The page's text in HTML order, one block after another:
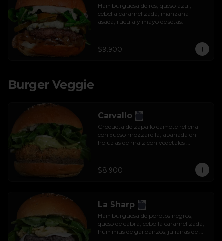
Hamburguesa de res, queso azul,
cebolla caramelizada, manzana
asada, rúcula y mayo de setas.
$9.900
Burger Veggie
Carvallo
Croqueta de zapallo camote rellena
con queso mozzarella, apanada en
hojuelas de maíz con vegetales
$8.900
La Sharp
Hamburguesa de porotos negros,
queso de cabra, cebolla caramelizada,
hummus de garbanzos, julianas de